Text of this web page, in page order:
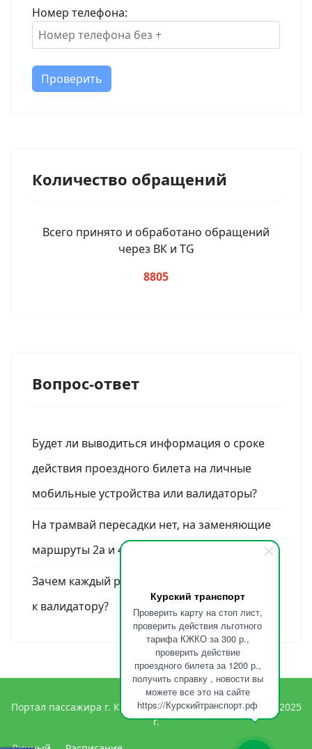
Курский транспорт
Проверить карту на стоп лист,
проверить действия льготного
тарифа КЖКО за 300 р.,
проверить действие
проездного билета за 1200 р.,
получить справку , новости вы
можете все это на сайте
https://Курскийтранспорт.рф
Номер телефона:
Проверить
Количество обращений
Всего принято и обработано обращений
через ВК и TG
8805
Вопрос-ответ
Будет ли выводиться информация о сроке
действия проездного билета на личные
мобильные устройства или валидаторы?
На трамвай пересадки нет, на заменяющие
маршруты 2а и 4а нет, смысл его покупать?
Зачем каждый раз прикладывать проездной
к валидатору?
Портал пассажира г. Курска, Курский Транспорт 2023 - 2025
г.